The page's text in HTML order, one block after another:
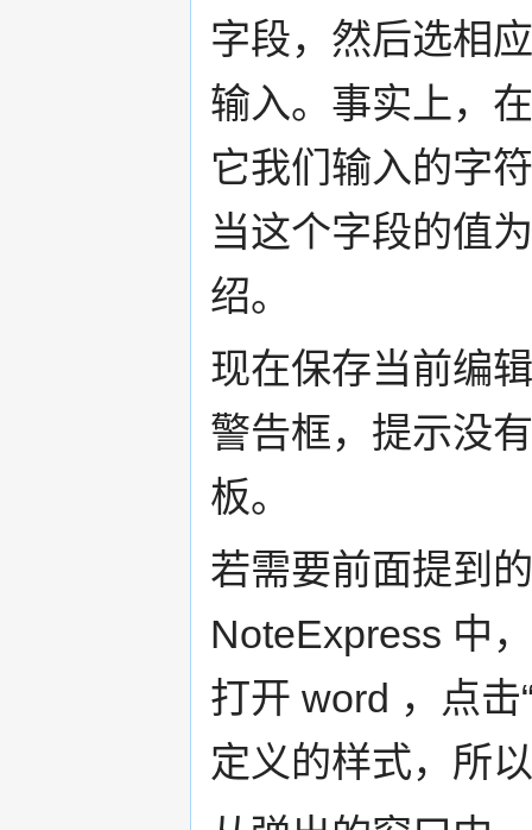
字段，然后选相
输入。事实上，
它我们输入的字
当这个字段的值
绍。
现在保存当前编
警告框，提示没
板。
若需要前面提到
NoteExpress 中
打开 word ，点击
定义的样式，所